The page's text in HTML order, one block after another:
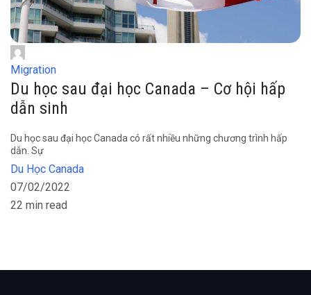
Migration
Du học sau đại học Canada – Cơ hội hấp
dẫn sinh
Du học sau đại học Canada có rất nhiều những chương trình hấp
dẫn. Sự
Du Học Canada
07/02/2022
22 min read